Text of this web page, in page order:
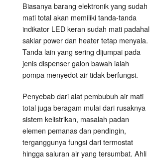
Biasanya barang elektronik yang sudah
mati total akan memiliki tanda-tanda
indikator LED keran sudah mati padahal
saklar power dan heater tetap menyala.
Tanda lain yang sering dijumpai pada
jenis dispenser galon bawah ialah
pompa menyedot air tidak berfungsi.
Penyebab dari alat pembubuh air mati
total juga beragam mulai dari rusaknya
sistem kelistrikan, masalah padan
elemen pemanas dan pendingin,
terganggunya fungsi dari termostat
hingga saluran air yang tersumbat. Ahli